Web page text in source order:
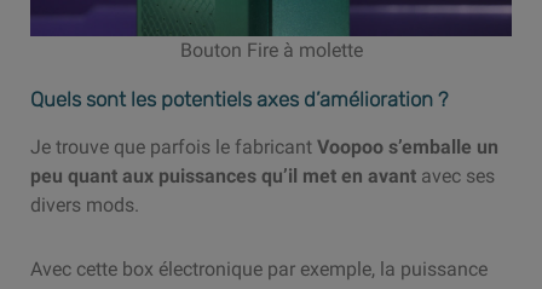
Bouton Fire à molette
Quels sont les potentiels axes d’amélioration ?
Je trouve que parfois le fabricant Voopoo s’emballe un
peu quant aux puissances qu’il met en avant avec ses
divers mods.
Avec cette box électronique par exemple, la puissance